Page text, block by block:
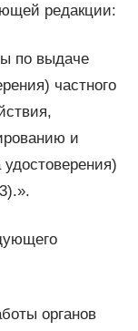
редакции:
по выдаче
частного
и
органов